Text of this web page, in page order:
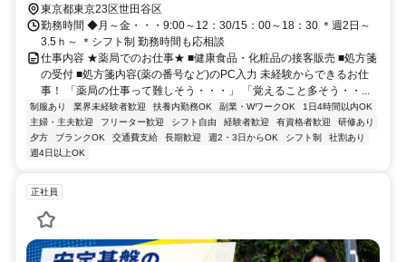
茶屋駅 徒歩15分
東京都東京23区世田谷区
勤務時間 ◆月～金・・・9:00～12：30/15：00～18：30 ＊週2日～
3.5ｈ～ ＊シフト制 勤務時間も応相談
仕事内容 ★薬局でのお仕事★ ■健康食品・化粧品の接客販売 ■処方箋
の受付 ■処方箋内容(薬の番号など)のPC入力 未経験からできるお仕
事！ 「薬局の仕事って難しそう・・・」 「覚えること多そう・・...
制服あり 業界未経験者歓迎 扶養内勤務OK 副業・WワークOK
1日4時間以内OK
主婦・主夫歓迎
フリーター歓迎 シフト自由 経験者歓迎 有資格者歓迎
研修あり
夕方
ブランクOK 交通費支給 長期歓迎 週2・3日からOK シフト制
社割あり
週4日以上OK
正社員